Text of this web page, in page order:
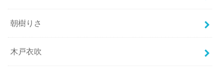
朝樹りさ
木戸衣吹